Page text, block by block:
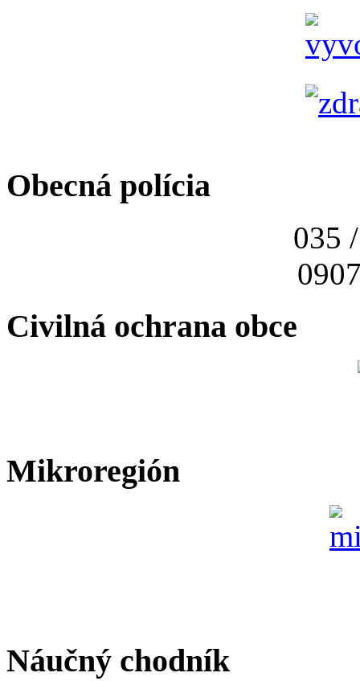
Obecná polícia
035
Civilná ochrana obce
Mikroregión
Náučný chodník